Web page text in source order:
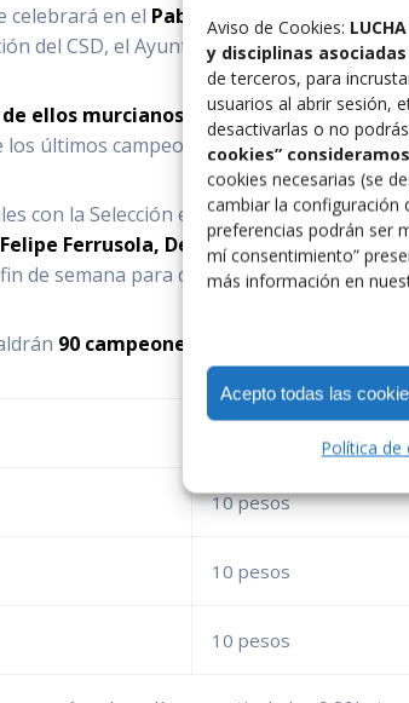
Aviso de Cookies: LUCHA
y disciplinas
de terceros, para
usuarios al abrir sesión,
desactivarlas o no
cookies”
cookies necesarias (se
cambiar la configuración
preferencias podrán ser
mí consentimiento”
más información en
Acepto todas las
Política de
celebrará en el Pabellón Municipal de la
del CSD, el Ayuntamiento de Cartagena
ellos murcianos)
se reunirán en la
los últimos campeones nacionales y la
con la Selección española comoAinara
Ferrusola, Denis Kodakov o Junior
de semana para disfrute de entrenadores
90 campeones nacionales divididos
10 pesos
10 pesos
10 pesos